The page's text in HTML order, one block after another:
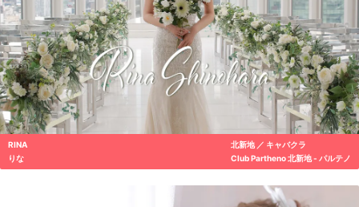
RINA
りな
北新地 ／ キャバクラ
Club Partheno 北新地 - パルテノ